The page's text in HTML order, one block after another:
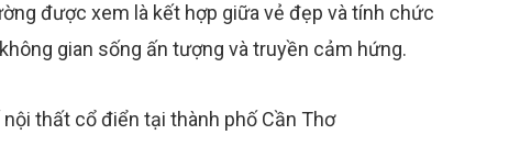
được xem là kết hợp giữa vẻ đẹp và tính chức
gian sống ấn tượng và truyền cảm hứng.